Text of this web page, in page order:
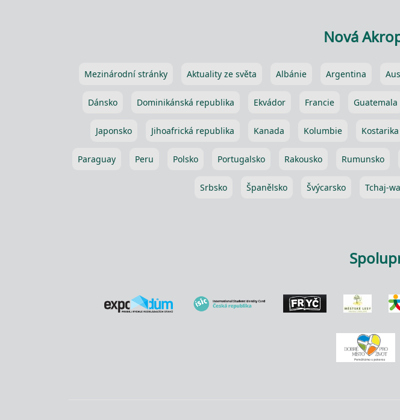
Nová
Mezinárodní stránky Aktuality ze světa Albánie Argentina
Dánsko Dominikánská republika Ekvádor Francie Guatemala
Japonsko Jihoafrická republika Kanada Kolumbie Kostarika
Paraguay Peru Polsko Portugalsko Rakousko Rumunsko
Srbsko Španělsko Švýcarsko Tchaj-